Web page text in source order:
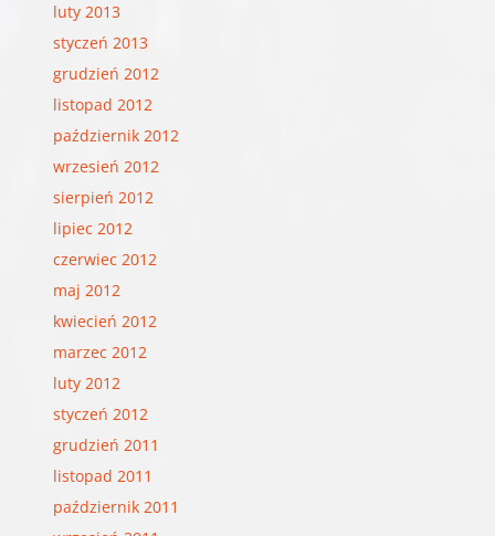
luty 2013
styczeń 2013
grudzień 2012
listopad 2012
październik 2012
wrzesień 2012
sierpień 2012
lipiec 2012
czerwiec 2012
maj 2012
kwiecień 2012
marzec 2012
luty 2012
styczeń 2012
grudzień 2011
listopad 2011
październik 2011